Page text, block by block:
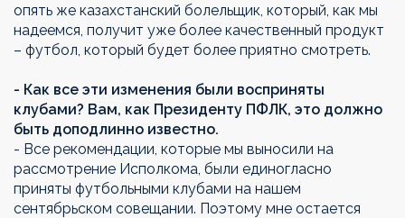
опять же казахстанский болельщик, который, как мы
надеемся, получит уже более качественный продукт
– футбол, который будет более приятно смотреть.
- Как все эти изменения были восприняты
клубами? Вам, как Президенту ПФЛК, это должно
быть доподлинно известно.
- Все рекомендации, которые мы выносили на
рассмотрение Исполкома, были единогласно
приняты футбольными клубами на нашем
сентябрьском совещании. Поэтому мне остается